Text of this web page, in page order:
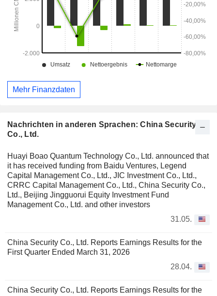
Nachrichten in anderen Sprachen: China Security
Co., Ltd.
Huayi Boao Quantum Technology Co., Ltd. announced that
it has received funding from Baidu Ventures, Legend
Capital Management Co., Ltd., JIC Investment Co., Ltd.,
CRRC Capital Management Co., Ltd., China Security Co.,
Ltd., Beijing Jingguorui Equity Investment Fund
Management Co., Ltd. and other investors
31.05.
China Security Co., Ltd. Reports Earnings Results for the
First Quarter Ended March 31, 2026
28.04.
China Security Co., Ltd. Reports Earnings Results for the
Mehr Finanzdaten